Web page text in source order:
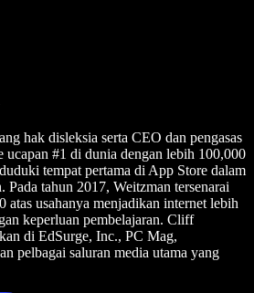
hak disleksia serta CEO dan pengasas
ucapan #1 di dunia dengan lebih 100,000
tempat pertama di App Store dalam
tahun 2017, Weitzman tersenarai
atas usahanya menjadikan internet lebih
keperluan pembelajaran. Cliff
di EdSurge, Inc., PC Mag,
pelbagai saluran media utama yang